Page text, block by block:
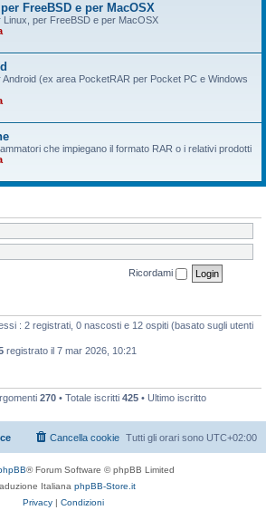
FreeBSD e per MacOSX
Linux, per FreeBSD e per MacOSX
Android (ex area PocketRAR per Pocket PC e Windows
che impiegano il formato RAR o i relativi prodotti
Ricordami
: 2 registrati, 0 nascosti e 12 ospiti (basato sugli utenti
registrato il 7 mar 2026, 10:21
270 • Totale iscritti 425 • Ultimo iscritto
Tutti gli orari sono UTC+02:00
Cancella cookie
® Forum Software © phpBB Limited
Italiana phpBB-Store.it
Privacy | Condizioni